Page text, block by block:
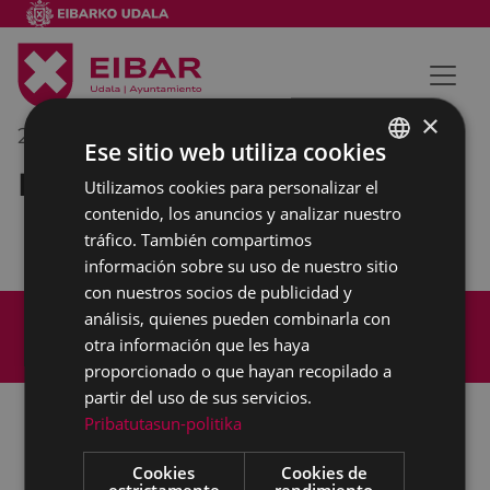
27/11/2023
Reunión externa
Aviso legal
Política de cookies
Accesibilidad
BASQUE
SPANISH
×
Ese sitio web utiliza cookies
Utilizamos cookies para personalizar el
contenido, los anuncios y analizar nuestro
tráfico. También compartimos
información sobre su uso de nuestro sitio
con nuestros socios de publicidad y
análisis, quienes pueden combinarla con
otra información que les haya
proporcionado o que hayan recopilado a
partir del uso de sus servicios.
Pribatutasun-politika
Cookies
Cookies de